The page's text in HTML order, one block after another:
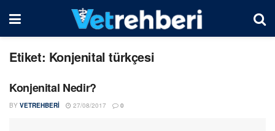
Etiket: Konjenital türkçesi
Konjenital Nedir?
BY VETREHBERI 27/08/2017 0